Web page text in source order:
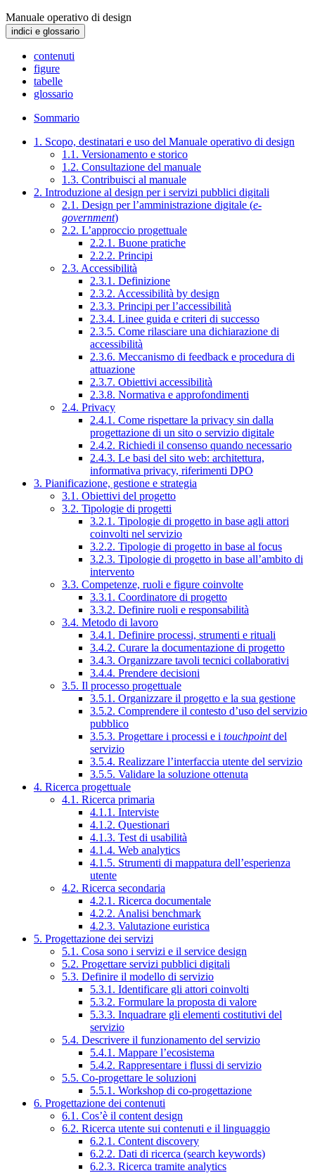
Manuale operativo di design
indici e glossario
contenuti
figure
tabelle
glossario
Sommario
1. Scopo, destinatari e uso del Manuale operativo di design
1.1. Versionamento e storico
1.2. Consultazione del manuale
1.3. Contribuisci al manuale
2. Introduzione al design per i servizi pubblici digitali
2.1. Design per l’amministrazione digitale (e-
government)
2.2. L’approccio progettuale
2.2.1. Buone pratiche
2.2.2. Principi
2.3. Accessibilità
2.3.1. Definizione
2.3.2. Accessibilità by design
2.3.3. Principi per l’accessibilità
2.3.4. Linee guida e criteri di successo
2.3.5. Come rilasciare una dichiarazione di
accessibilità
2.3.6. Meccanismo di feedback e procedura di
attuazione
2.3.7. Obiettivi accessibilità
2.3.8. Normativa e approfondimenti
2.4. Privacy
2.4.1. Come rispettare la privacy sin dalla
progettazione di un sito o servizio digitale
2.4.2. Richiedi il consenso quando necessario
2.4.3. Le basi del sito web: architettura,
informativa privacy, riferimenti DPO
3. Pianificazione, gestione e strategia
3.1. Obiettivi del progetto
3.2. Tipologie di progetti
3.2.1. Tipologie di progetto in base agli attori
coinvolti nel servizio
3.2.2. Tipologie di progetto in base al focus
3.2.3. Tipologie di progetto in base all’ambito di
intervento
3.3. Competenze, ruoli e figure coinvolte
3.3.1. Coordinatore di progetto
3.3.2. Definire ruoli e responsabilità
3.4. Metodo di lavoro
3.4.1. Definire processi, strumenti e rituali
3.4.2. Curare la documentazione di progetto
3.4.3. Organizzare tavoli tecnici collaborativi
3.4.4. Prendere decisioni
3.5. Il processo progettuale
3.5.1. Organizzare il progetto e la sua gestione
3.5.2. Comprendere il contesto d’uso del servizio
pubblico
3.5.3. Progettare i processi e i touchpointdel
servizio
3.5.4. Realizzare l’interfaccia utente del servizio
3.5.5. Validare la soluzione ottenuta
4. Ricerca progettuale
4.1. Ricerca primaria
4.1.1. Interviste
4.1.2. Questionari
4.1.3. Test di usabilità
4.1.4. Web analytics
4.1.5. Strumenti di mappatura dell’esperienza
utente
4.2. Ricerca secondaria
4.2.1. Ricerca documentale
4.2.2. Analisi benchmark
4.2.3. Valutazione euristica
5. Progettazione dei servizi
5.1. Cosa sono i servizi e il service design
5.2. Progettare servizi pubblici digitali
5.3. Definire il modello di servizio
5.3.1. Identificare gli attori coinvolti
5.3.2. Formulare la proposta di valore
5.3.3. Inquadrare gli elementi costitutivi del
servizio
5.4. Descrivere il funzionamento del servizio
5.4.1. Mappare l’ecosistema
5.4.2. Rappresentare i flussi di servizio
5.5. Co-progettare le soluzioni
5.5.1. Workshop di co-progettazione
6. Progettazione dei contenuti
6.1. Cos’è il content design
6.2. Ricerca utente sui contenuti e il linguaggio
6.2.1. Content discovery
6.2.2. Dati di ricerca (search keywords)
6.2.3. Ricerca tramite analytics